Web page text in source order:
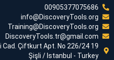
00905377075686
info@DiscoveryTools.org
Training@DiscoveryTools.org
DiscoveryTools.tr@gmail.com
Cad. Çiftkurt Apt. No 226/24
Şişli / Istanbul - Turkey